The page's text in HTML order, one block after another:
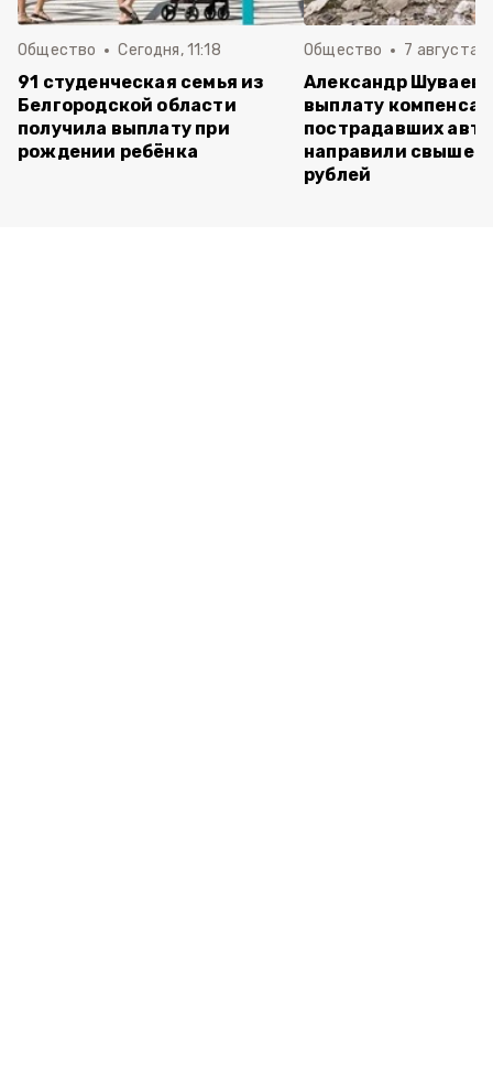
Общество Сегодня, 11:18
91 студенческая семья из
Белгородской области
получила выплату при
рождении ребёнка
Общество 7 августа ,
Александр Шуваев:
выплату
пострадавших
направили свыше
рублей